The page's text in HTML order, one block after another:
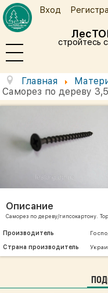
стройтесь
Вход
Главная
Саморез по дереву
Описание
Саморез по дереву/гипсокартону.
Производитель
Страна производитель